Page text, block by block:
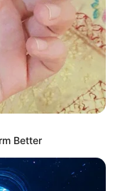
อยู่ภายนอก น้อย
อนซึ่งรอคอยผู้ที่มา
ชาวมังกรเป็นคน
รื่องบนเตียง อีกทั้ง
ดงออกต่อเมื่อถึง
งนี้กับใครแล้ว
จะใช้ชีวิตรักไป
Better